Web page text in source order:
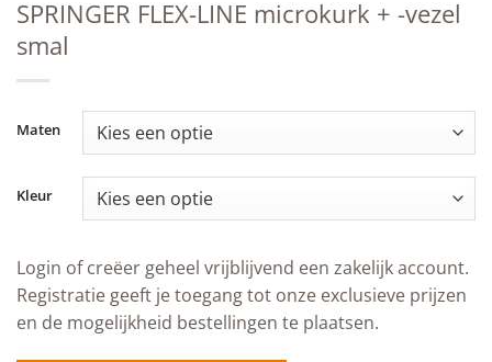
SPRINGER FLEX-LINE microkurk + -vezel
smal
Maten
Kleur
Login of creëer geheel vrijblijvend een zakelijk account.
Registratie geeft je toegang tot onze exclusieve prijzen
en de mogelijkheid bestellingen te plaatsen.